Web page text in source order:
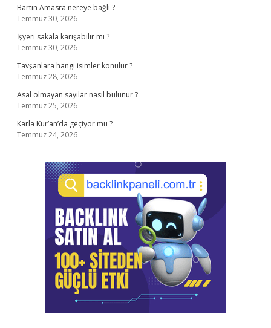
Bartın Amasra nereye bağlı ?
Temmuz 30, 2026
İşyeri sakala karışabilir mi ?
Temmuz 30, 2026
Tavşanlara hangi isimler konulur ?
Temmuz 28, 2026
Asal olmayan sayılar nasıl bulunur ?
Temmuz 25, 2026
Karla Kur’an’da geçiyor mu ?
Temmuz 24, 2026